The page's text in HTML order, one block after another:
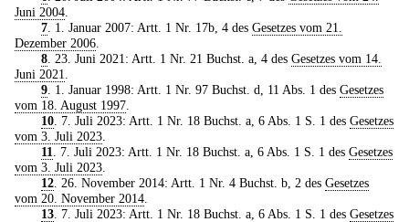
Juni 2004.
7. 1. Januar 2007: Artt. 1 Nr. 17b, 4 des Gesetzes vom 21.
Dezember 2006.
8. 23. Juni 2021: Artt. 1 Nr. 21 Buchst. a, 4 des Gesetzes vom 14.
Juni 2021.
9. 1. Januar 1998: Artt. 1 Nr. 97 Buchst. d, 11 Abs. 1 des Gesetzes
vom 18. August 1997.
10. 7. Juli 2023: Artt. 1 Nr. 18 Buchst. a, 6 Abs. 1 S. 1 des Gesetzes
vom 3. Juli 2023.
11. 7. Juli 2023: Artt. 1 Nr. 18 Buchst. a, 6 Abs. 1 S. 1 des Gesetzes
vom 3. Juli 2023.
12. 26. November 2014: Artt. 1 Nr. 4 Buchst. b, 2 des Gesetzes
vom 20. November 2014.
13. 7. Juli 2023: Artt. 1 Nr. 18 Buchst. a, 6 Abs. 1 S. 1 des Gesetzes